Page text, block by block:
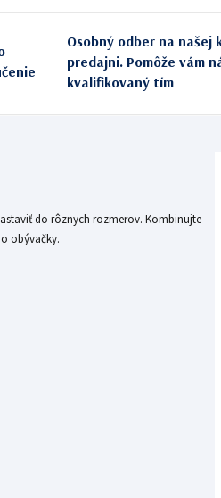
Osobný odber na našej
predajni. Pomôže vám
kvalifikovaný tím
do rôznych rozmerov. Kombinujte
obývačky.